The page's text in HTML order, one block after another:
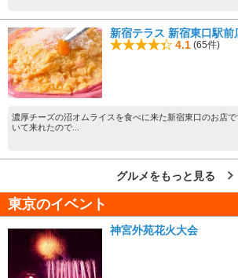
新宿テラス 新宿東口駅前
4.1 (65件)
濃厚チーズの沼オムライスを食べに来た新宿東口のお店
いて来れたので...
グルメをもっと見る
東京のイベント
神宮外苑花火大会